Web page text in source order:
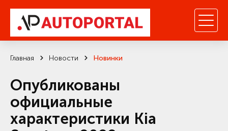
Главная Новости Новинки
Опубликованы
официальные
характеристики Kia